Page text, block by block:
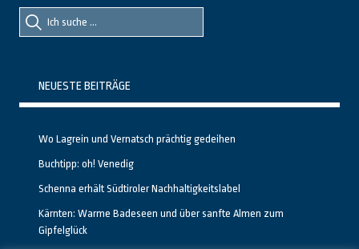
Suche
nach::
Suche
nach:
NEUESTE BEITRÄGE
Wo Lagrein und Vernatsch prächtig gedeihen
Buchtipp: oh! Venedig
Schenna erhält Südtiroler Nachhaltigkeitslabel
Kärnten: Warme Badeseen und über sanfte Almen zum
Gipfelglück